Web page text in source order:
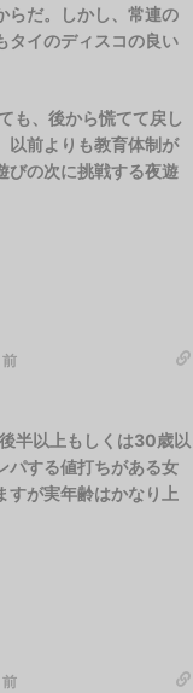
らだ。しかし、常連の
タイのディスコの良い
も、後から慌てて戻し
以前よりも教育体制が
びの次に挑戦する夜遊
半以上もしくは30歳以
パする値打ちがある女
すが実年齢はかなり上